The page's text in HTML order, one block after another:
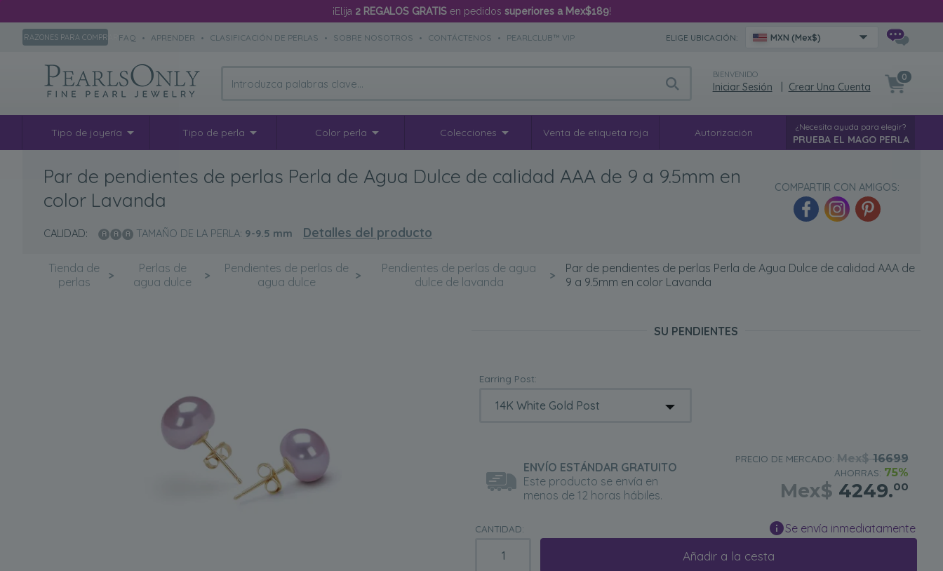
¡Elija 2 REGALOS GRATISen pedidos superiores a Mex$189!
RAZONES PARA COMPRAR FAQ • APRENDER • CLASIFICACIÓN DE PERLAS • SOBRE NOSOTROS • CONTÁCTENOS • PEARLCLUB™ VIP ELIGE UBICACIÓN: MXN (Mex$)
BIENVENIDO
Iniciar Sesión Crear Una Cuenta
0
Tipo de joyería Tipo de perla Color perla Colecciones Venta de etiqueta roja Autorización ¿Necesita ayuda para elegir?
PRUEBA EL MAGO PERLA
Par de pendientes de perlas Perla de Agua Dulce de calidad AAA de 9 a 9.5mm en
color Lavanda
CALIDAD: TAMAÑO DE LA PERLA: 9-9.5 mm Detalles del producto
COMPARTIR CON AMIGOS:
Tienda de
perlas
>
Perlas de
agua dulce
>
Pendientes de perlas de
agua dulce
>
Pendientes de perlas de agua
dulce de lavanda
>
Par de pendientes de perlas Perla de Agua Dulce de calidad AAA de
9 a 9.5mm en color Lavanda
SU PENDIENTES
Earring Post:
ENVÍO ESTÁNDAR GRATUITO
Este producto se envía en
menos de 12 horas hábiles.
PRECIO DE MERCADO: Mex$16699
AHORRAS: 75%
Mex$ 4249.00
CANTIDAD: Se envía inmediatamente
Añadir a la cesta